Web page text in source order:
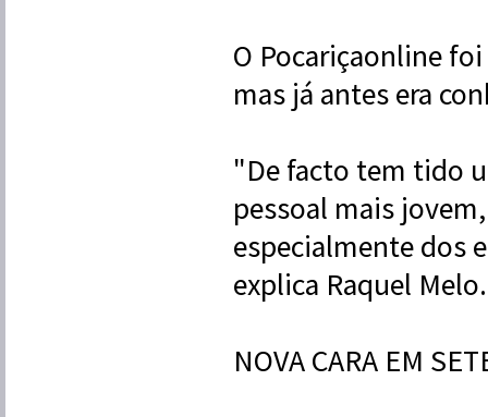
O Pocariçaonline
mas já antes era
"De facto tem tido
pessoal mais
especialmente dos
explica Raquel Melo.
NOVA CARA EM